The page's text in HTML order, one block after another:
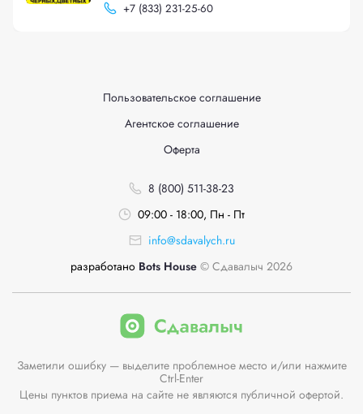
+7 (833) 231-25-60
Пользовательское соглашение
Агентское соглашение
Оферта
8 (800) 511-38-23
09:00 - 18:00, Пн - Пт
info@sdavalych.ru
разработано Bots House © Сдавалыч 2026
Заметили ошибку — выделите проблемное место и/или нажмите
Ctrl-Enter
Цены пунктов приема на сайте не являются публичной офертой.